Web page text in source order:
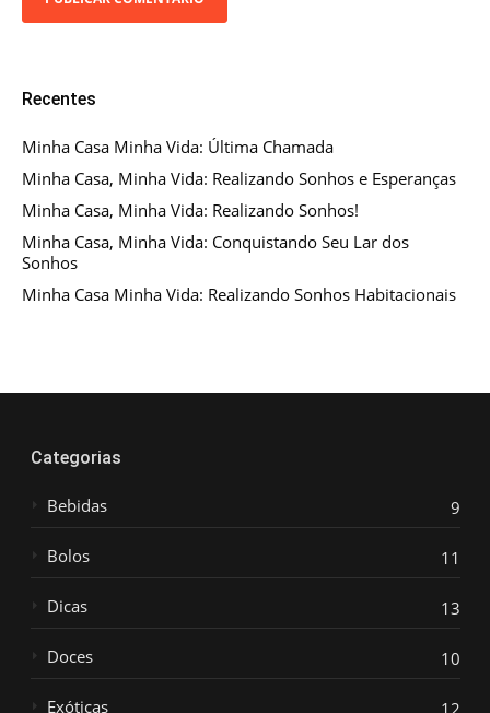
Recentes
Minha Casa Minha Vida: Última Chamada
Minha Casa, Minha Vida: Realizando Sonhos e Esperanças
Minha Casa, Minha Vida: Realizando Sonhos!
Minha Casa, Minha Vida: Conquistando Seu Lar dos
Sonhos
Minha Casa Minha Vida: Realizando Sonhos Habitacionais
Categorias
Bebidas 9
Bolos 11
Dicas 13
Doces 10
Exóticas 12